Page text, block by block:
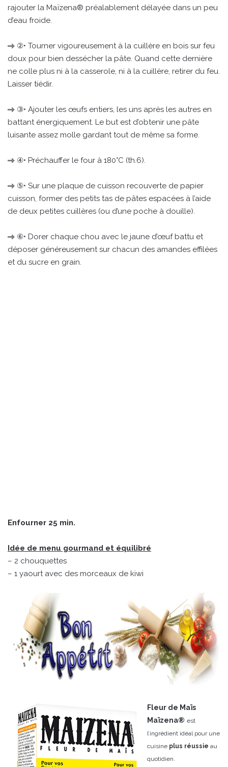
rajouter la Maïzena® préalablement délayée dans un peu
d’eau froide.
②• Tourner vigoureusement à la cuillère en bois sur feu
doux pour bien dessécher la pâte. Quand cette dernière
ne colle plus ni à la casserole, ni à la cuillère, retirer du feu.
Laisser tiédir.
③• Ajouter les œufs entiers, les uns après les autres en
battant énergiquement. Le but est d’obtenir une pâte
luisante assez molle gardant tout de même sa forme.
④• Préchauffer le four à 180°C (th.6).
⑤• Sur une plaque de cuisson recouverte de papier
cuisson, former des petits tas de pâtes espacées à l’aide
de deux petites cuillères (ou d’une poche à douille).
⑥• Dorer chaque chou avec le jaune d’œuf battu et
déposer généreusement sur chacun des amandes effilées
et du sucre en grain.
Enfourner 25 min.
Idée de menu gourmand et équilibré
– 2 chouquettes
– 1 yaourt avec des morceaux de kiwi
Fleur de Maïs
Maïzena® est
l’ingrédient idéal pour une
cuisine plus réussie au
quotidien.